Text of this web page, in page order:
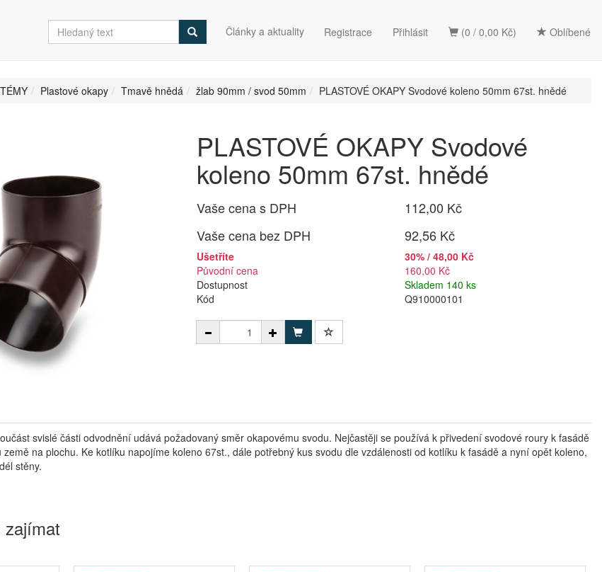
(0 / 0,00 Kč) Oblíbené
Články a aktuality Registrace Přihlásit
Plastové okapy Tmavě hnědá žlab 90mm / svod 50mm PLASTOVÉ OKAPY Svodové koleno 50mm 67st. hnědé
PLASTOVÉ OKAPY Svodové
koleno 50mm 67st. hnědé
Vaše cena s DPH
112,00 Kč
Vaše cena bez DPH
92,56 Kč
Ušetříte
30% / 48,00 Kč
Původní cena
160,00 Kč
Dostupnost
Skladem 140 ks
Kód
Q910000101
svislé části odvodnění udává požadovaný směr okapovému svodu. Nejčastěji se používá k přivedení svodové roury k fasádě
na plochu. Ke kotlíku napojíme koleno 67st., dále potřebný kus svodu dle vzdálenosti od kotlíku k fasádě a nyní opět koleno,
stěny.
zajímat